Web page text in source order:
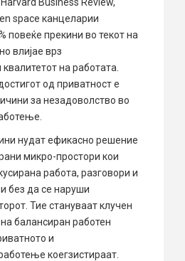
space канцеларии
повеќе прекини во текот на
влијае врз
на работата.
од приватност е
за незадоволство во
нудат ефикасно решение
микро-простори кои
работа, разговори и
без да се наруши
Тие стануваат клучен
балансиран работен
и
коегзистираат.